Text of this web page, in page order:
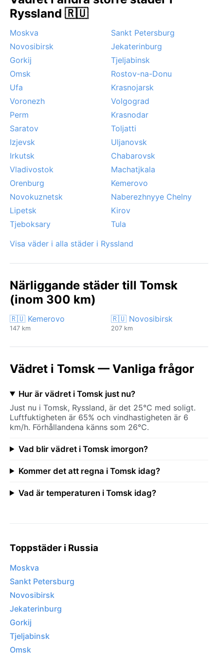
snöstormar under vintern och den sibiriska dimman
under marken påverkar stadsplaneringen och gör
marken ojämn. Den mörka årstiden kring december
bjuder på få soltimmar, medan midsommartiden ger
vita nätter med långt dagsljus. För den som söker en
genuin sibirisk upplevelse är Tomsks extrema klimat
lika fascinerande som dess historia.
Ryssland 🇷🇺
Moskva
Sankt Petersburg
Novosibirsk
Jekaterinburg
Gorkij
Tjeljabinsk
Omsk
Rostov-na-Donu
Ufa
Krasnojarsk
Voronezh
Volgograd
Perm
Krasnodar
Saratov
Toljatti
Izjevsk
Uljanovsk
Irkutsk
Chabarovsk
Vladivostok
Machatjkala
Orenburg
Kemerovo
Novokuznetsk
Naberezhnyye Chelny
Lipetsk
Kirov
Tjeboksary
Tula
Visa väder i alla städer i Ryssland
Närliggande städer till Tomsk
(inom 300 km)
🇷🇺 Kemerovo
147 km
🇷🇺 Novosibirsk
207 km
Vädret i Tomsk — Vanliga frågor
Hur är vädret i Tomsk just nu?
Just nu i Tomsk, Ryssland, är det 25°C med soligt.
Luftfuktigheten är 65% och vindhastigheten är 6
km/h. Förhållandena känns som 26°C.
Vad blir vädret i Tomsk imorgon?
Kommer det att regna i Tomsk idag?
Vad är temperaturen i Tomsk idag?
Toppstäder i Russia
Moskva
Sankt Petersburg
Novosibirsk
Jekaterinburg
Gorkij
Tjeljabinsk
Omsk